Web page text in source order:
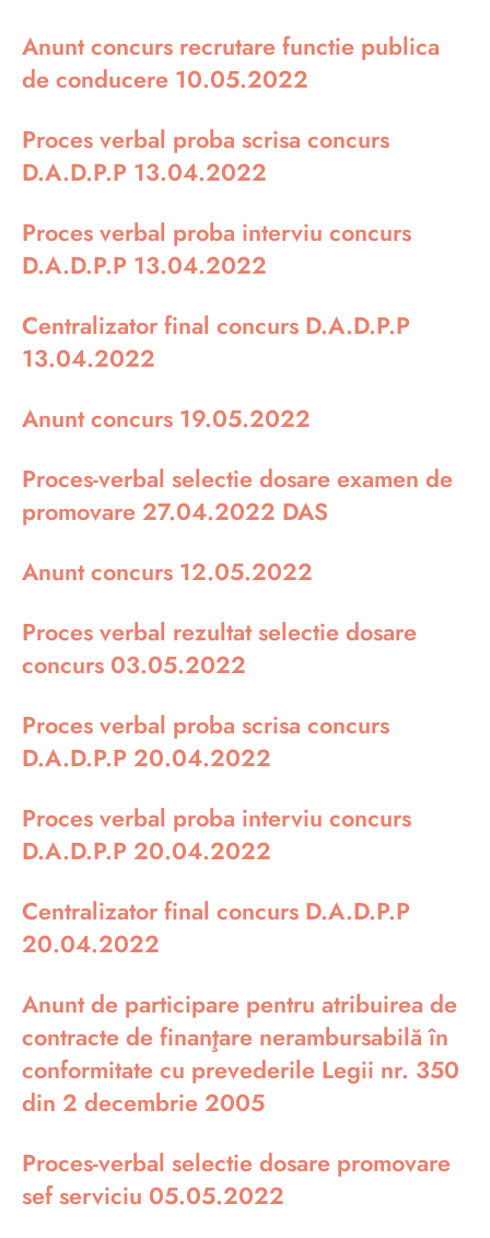
Anunt concurs recrutare functie publica
de conducere 10.05.2022
Proces verbal proba scrisa concurs
D.A.D.P.P 13.04.2022
Proces verbal proba interviu concurs
D.A.D.P.P 13.04.2022
Centralizator final concurs D.A.D.P.P
13.04.2022
Anunt concurs 19.05.2022
Proces-verbal selectie dosare examen de
promovare 27.04.2022 DAS
Anunt concurs 12.05.2022
Proces verbal rezultat selectie dosare
concurs 03.05.2022
Proces verbal proba scrisa concurs
D.A.D.P.P 20.04.2022
Proces verbal proba interviu concurs
D.A.D.P.P 20.04.2022
Centralizator final concurs D.A.D.P.P
20.04.2022
Anunt de participare pentru atribuirea de
contracte de finanţare nerambursabilă în
conformitate cu prevederile Legii nr. 350
din 2 decembrie 2005
Proces-verbal selectie dosare promovare
sef serviciu 05.05.2022